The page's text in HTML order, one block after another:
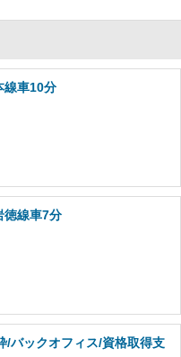
線車10分
徳線車7分
/バックオフィス/資格取得支